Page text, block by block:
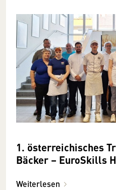
1. österreichisches
Bäcker – EuroSkills
Weiterlesen